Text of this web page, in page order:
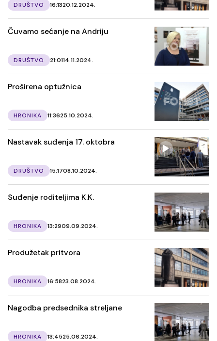
DRUŠTVO 16:1320.12.2024.
Čuvamo sećanje na Andriju
DRUŠTVO 21:0114.11.2024.
Proširena optužnica
HRONIKA 11:3625.10.2024.
Nastavak suđenja 17. oktobra
DRUŠTVO 15:1708.10.2024.
Suđenje roditeljima K.K.
HRONIKA 13:2909.09.2024.
Produžetak pritvora
HRONIKA 16:5823.08.2024.
Nagodba predsednika streljane
HRONIKA 13:4525.06.2024.